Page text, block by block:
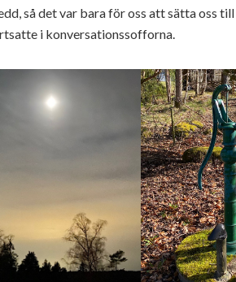
så det var bara för oss att sätta oss
i konversationssofforna.